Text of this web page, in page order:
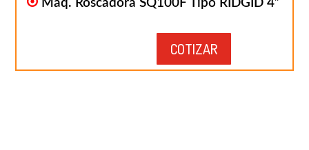
Maq. Roscadora SQ100F Tipo RIDGID 4”
COTIZAR